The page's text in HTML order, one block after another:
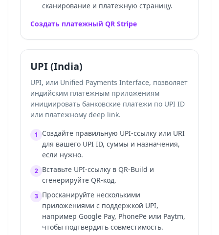
сканирование и платежную страницу.
Создать платежный QR Stripe
UPI (India)
UPI, или Unified Payments Interface, позволяет
индийским платежным приложениям
инициировать банковские платежи по UPI ID
или платежному deep link.
1
Создайте правильную UPI-ссылку или URI
для вашего UPI ID, суммы и назначения,
если нужно.
2 Вставьте UPI-ссылку в QR-Build и
сгенерируйте QR-код.
3 Просканируйте несколькими
приложениями с поддержкой UPI,
например Google Pay, PhonePe или Paytm,
чтобы подтвердить совместимость.